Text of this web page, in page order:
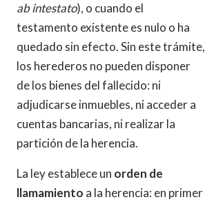
ab intestato), o cuando el
testamento existente es nulo o ha
quedado sin efecto. Sin este trámite,
los herederos no pueden disponer
de los bienes del fallecido: ni
adjudicarse inmuebles, ni acceder a
cuentas bancarias, ni realizar la
partición de la herencia.
La ley establece un orden de
llamamiento a la herencia: en primer